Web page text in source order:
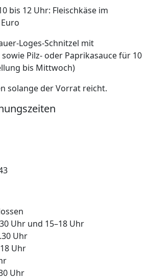
bis 12 Uhr: Fleischkäse im
Loges-Schnitzel mit
Pilz- oder Paprikasauce für 10
bis Mittwoch)
solange der Vorrat reicht.
Uhr und 15–18 Uhr
Uhr
Uhr
Uhr